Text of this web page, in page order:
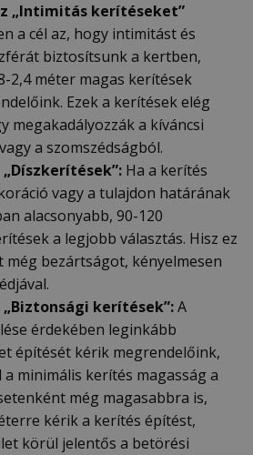
„Intimitás kerítéseket”
a cél az, hogy intimitást és
biztosítsunk a kertben,
2,4 méter magas kerítések
Ezek a kerítések elég
megakadályozzák a kíváncsi
a szomszédságból.
Ha a kerítés
vagy a tulajdon határának
alacsonyabb, 90-120
a legjobb választás. Hisz ez
még bezártságot, kényelmesen
kerítések”:A
érdekében leginkább
építését kérik megrendelőink,
minimális kerítés magasság a
még magasabbra is,
kérik a kerítés építést,
körül jelentős a betörési